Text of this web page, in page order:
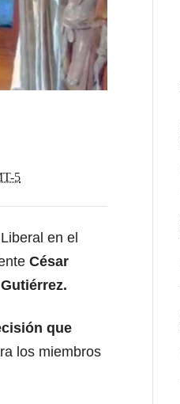
5
en el
César
que
los miembros